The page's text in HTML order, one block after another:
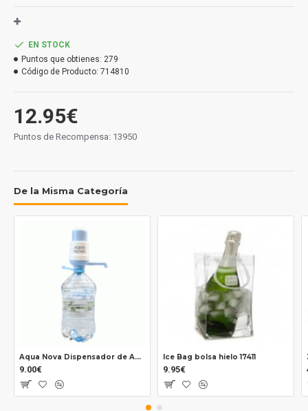
12.95€
Puntos de Recompensa: 13950
EN STOCK
Puntos que obtienes: 279
Código de Producto: 714810
De la Misma Categoría
Aqua Nova Dispensador de Agua para garrafas 32738
9.00€
Ice Bag bolsa hielo 17411
9.95€